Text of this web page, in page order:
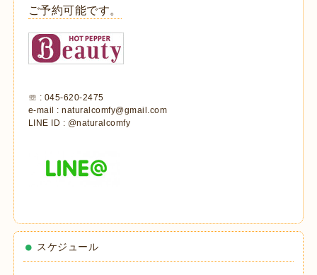
ご予約可能です。
☏ : 045-620-2475
e-mail : naturalcomfy@gmail.com
LINE ID : @naturalcomfy
スケジュール